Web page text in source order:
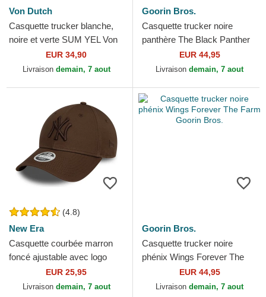
Von Dutch
Casquette trucker blanche,
noire et verte SUM YEL Von
EUR 34,90
Livraison demain, 7 aout
Goorin Bros.
Casquette trucker noire
panthère The Black Panther
Core Combo The Farm
Goorin Bros.
EUR 44,95
Livraison demain, 7 aout
(4.8)
New Era
Casquette courbée marron
foncé ajustable avec logo
marron foncé pour femme
9FORTY League...
EUR 25,95
Livraison demain, 7 aout
Goorin Bros.
Casquette trucker noire
phénix Wings Forever The
Farm Goorin Bros.
EUR 44,95
Livraison demain, 7 aout